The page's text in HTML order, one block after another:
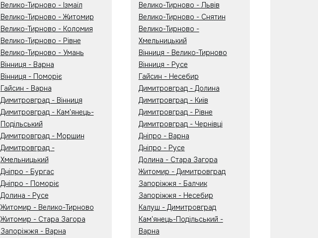
Велико-Тирново - Ізмаїл
Велико-Тирново - Житомир
Велико-Тирново - Коломия
Велико-Тирново - Рівне
Велико-Тирново - Умань
Вінниця - Варна
Вінниця - Поморіє
Гайсин - Варна
Димитровград - Вінниця
Димитровград - Кам'янець-
Подільський
Димитровград - Моршин
Димитровград -
Хмельницький
Дніпро - Бургас
Дніпро - Поморіє
Долина - Русе
Житомир - Велико-Тирново
Житомир - Стара Загора
Запоріжжя - Варна
Велико-Тирново - Львів
Велико-Тирново - Снятин
Велико-Тирново -
Хмельницький
Вінниця - Велико-Тирново
Вінниця - Русе
Гайсин - Несебир
Димитровград - Долина
Димитровград - Київ
Димитровград - Рівне
Димитровград - Чернівці
Дніпро - Варна
Дніпро - Русе
Долина - Стара Загора
Житомир - Димитровград
Запоріжжя - Балчик
Запоріжжя - Несебир
Калуш - Димитровград
Кам'янець-Подільський -
Варна